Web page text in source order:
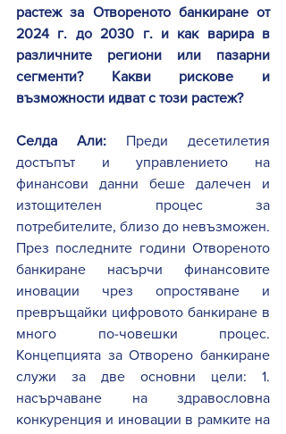
растеж за Отвореното банкиране от
2024 г. до 2030 г. и как варира в
различните региони или пазарни
сегменти? Какви рискове и
възможности идват с този растеж?
Селда Али: Преди десетилетия
достъпът и управлението на
финансови данни беше далечен и
изтощителен процес за
потребителите, близо до невъзможен.
През последните години Отвореното
банкиране насърчи финансовите
иновации чрез опростяване и
превръщайки цифровото банкиране в
много по-човешки процес.
Концепцията за Отворено банкиране
служи за две основни цели: 1.
насърчаване на здравословна
конкуренция и иновации в рамките на